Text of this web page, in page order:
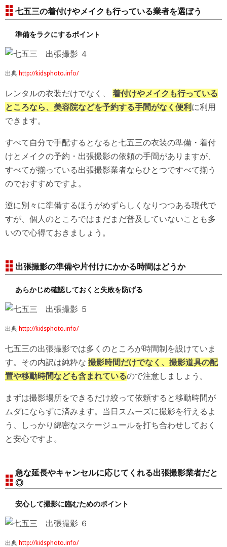
七五三の着付けやメイクも行っている業者を選ぼう
準備をラクにするポイント
出典 http://kidsphoto.info/
レンタルの衣装だけでなく、 着付けやメイクも行っている
ところなら、美容院などを予約する手間がなく便利 に利用
できます。
すべて自分で手配するとなると七五三の衣装の準備・着付
けとメイクの予約・出張撮影の依頼の手間がありますが、
すべてが揃っている出張撮影業者ならひとつですべて揃う
のでおすすめですよ。
逆に別々に準備するほうがめずらしくなりつつある現代で
すが、個人のところではまだまだ普及していないことも多
いので心得ておきましょう。
出張撮影の準備や片付けにかかる時間はどうか
あらかじめ確認しておくと失敗を防げる
出典 http://kidsphoto.info/
七五三の出張撮影では多くのところが時間制を設けていま
す。その内訳は純粋な 撮影時間だけでなく、撮影道具の配
置や移動時間なども含まれているので注意しましょう。
まずは撮影場所をできるだけ絞って依頼すると移動時間が
ムダにならずに済みます。当日スムーズに撮影を行えるよ
う、しっかり綿密なスケージュールを打ち合わせしておく
と安心ですよ。
急な延長やキャンセルに応じてくれる出張撮影業者だと
◎
安心して撮影に臨むためのポイント
出典 http://kidsphoto.info/